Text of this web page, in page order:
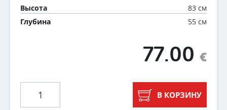
Высота
83 см
Глубина
55 см
77.00 €
В КОРЗИНУ